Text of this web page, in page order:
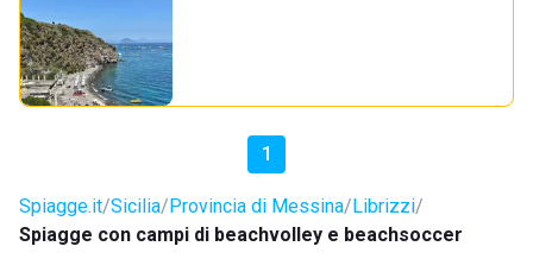
1
Spiagge.it Sicilia Provincia di Messina Librizzi
Spiagge con campi di beachvolley e beachsoccer